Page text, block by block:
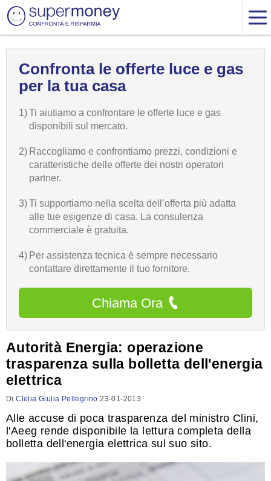
Confronta le offerte luce e gas
per la tua casa
1)Ti aiutiamo a confrontare le offerte luce e gas
disponibili sul mercato.
2) Raccogliamo e confrontiamo prezzi, condizioni e
caratteristiche delle offerte dei nostri operatori
partner.
3)Ti supportiamo nella scelta dell’offerta più adatta
alle tue esigenze di casa. La consulenza
commerciale è gratuita.
4) Per assistenza tecnica è sempre necessario
contattare direttamente il tuo fornitore.
Chiama Ora
Autorità Energia: operazione
trasparenza sulla bolletta dell'energia
elettrica
DiClelia Giulia Pellegrino 23-01-2013
Alle accuse di poca trasparenza del ministro Clini,
l'Aeeg rende disponibile la lettura completa della
bolletta dell'energia elettrica sul suo sito.